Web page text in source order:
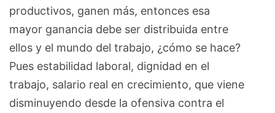
productivos, ganen más, entonces esa
mayor ganancia debe ser distribuida entre
ellos y el mundo del trabajo, ¿cómo se hace?
Pues estabilidad laboral, dignidad en el
trabajo, salario real en crecimiento, que viene
disminuyendo desde la ofensiva contra el